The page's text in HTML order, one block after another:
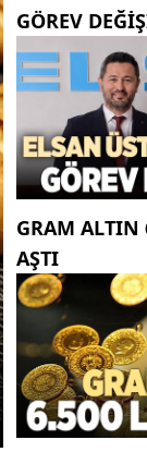
GÖREV
GRAM
AŞTI